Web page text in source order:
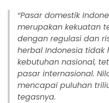
“Pasar domestik
merupakan kekuatan
dengan regulasi dan
herbal Indonesia tidak
kebutuhan nasional,
pasar internasional.
mencapai puluhan
tegasnya.